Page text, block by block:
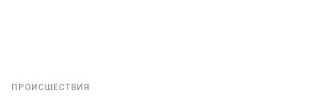
ПРОИСШЕСТВИЯ